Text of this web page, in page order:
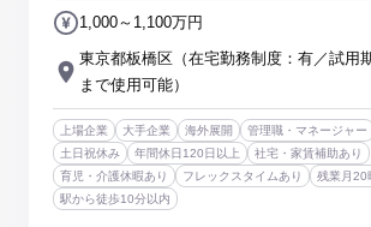
東京都板橋区（在宅勤務制度：有／試用
まで使用可能）
1,000～1,100万円
上場企業 大手企業 海外展開 管理職・マネージャー
土日祝休み
年間休日120日以上
社宅・家賃補助あり
育児・介護休暇あり
フレックスタイムあり 残業月20
駅から徒歩10分以内